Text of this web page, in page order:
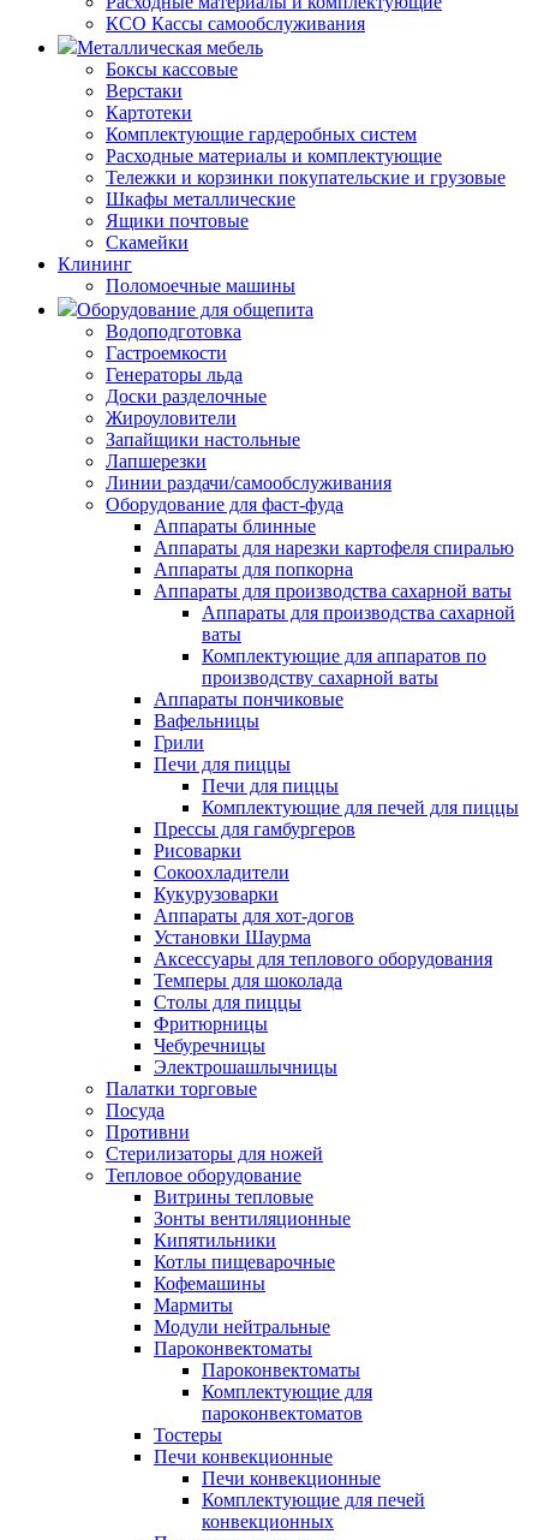
КСО Кассы самообслуживания
Металлическая мебель
Боксы кассовые
Верстаки
Картотеки
Комплектующие гардеробных систем
Расходные материалы и комплектующие
Тележки и корзинки покупательские и грузовые
Шкафы металлические
Ящики почтовые
Скамейки
Клининг
Поломоечные машины
Оборудование для общепита
Водоподготовка
Гастроемкости
Генераторы льда
Доски разделочные
Жироуловители
Запайщики настольные
Лапшерезки
Линии раздачи/самообслуживания
Оборудование для фаст-фуда
Аппараты блинные
Аппараты для нарезки картофеля спиралью
Аппараты для попкорна
Аппараты для производства сахарной ваты
Аппараты для производства сахарной
ваты
Комплектующие для аппаратов по
производству сахарной ваты
Аппараты пончиковые
Вафельницы
Грили
Печи для пиццы
Печи для пиццы
Комплектующие для печей для пиццы
Прессы для гамбургеров
Рисоварки
Сокоохладители
Кукурузоварки
Аппараты для хот-догов
Установки Шаурма
Аксессуары для теплового оборудования
Темперы для шоколада
Столы для пиццы
Фритюрницы
Чебуречницы
Электрошашлычницы
Палатки торговые
Посуда
Противни
Стерилизаторы для ножей
Тепловое оборудование
Витрины тепловые
Зонты вентиляционные
Кипятильники
Котлы пищеварочные
Кофемашины
Мармиты
Модули нейтральные
Пароконвектоматы
Пароконвектоматы
Комплектующие для
пароконвектоматов
Тостеры
Печи конвекционные
Печи конвекционные
Комплектующие для печей
конвекционных